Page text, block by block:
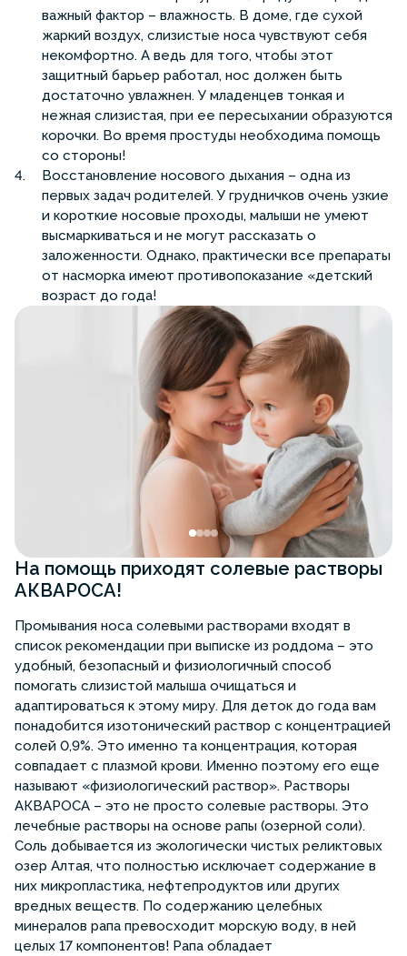
важный фактор – влажность. В доме, где сухой
жаркий воздух, слизистые носа чувствуют себя
некомфортно. А ведь для того, чтобы этот
защитный барьер работал, нос должен быть
достаточно увлажнен. У младенцев тонкая и
нежная слизистая, при ее пересыхании образуются
корочки. Во время простуды необходима помощь
со стороны!
Восстановление носового дыхания – одна из
первых задач родителей. У грудничков очень узкие
и короткие носовые проходы, малыши не умеют
высмаркиваться и не могут рассказать о
заложенности. Однако, практически все препараты
от насморка имеют противопоказание «детский
возраст до года!
На помощь приходят солевые растворы
АКВАРОСА!
Промывания носа солевыми растворами входят в
список рекомендации при выписке из роддома – это
удобный, безопасный и физиологичный способ
помогать слизистой малыша очищаться и
адаптироваться к этому миру. Для деток до года вам
понадобится изотонический раствор с концентрацией
солей 0,9%. Это именно та концентрация, которая
совпадает с плазмой крови. Именно поэтому его еще
называют «физиологический раствор». Растворы
АКВАРОСА – это не просто солевые растворы. Это
лечебные растворы на основе рапы (озерной соли).
Соль добывается из экологически чистых реликтовых
озер Алтая, что полностью исключает содержание в
них микропластика, нефтепродуктов или других
вредных веществ. По содержанию целебных
минералов рапа превосходит морскую воду, в ней
целых 17 компонентов! Рапа обладает